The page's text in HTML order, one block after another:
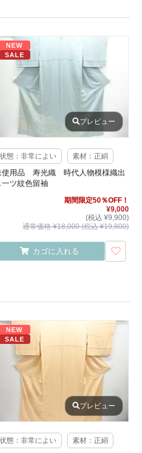
NEW
SALE
プレビュー
状態：非常によい 素材：正絹
使用品 寿光織 時代人物模様織出
一ツ紋色留袖
期間限定50％OFF！
¥9,000
(税込 ¥9,900)
通常価格 ¥18,000 (税込 ¥19,800)
カゴに入れる
NEW
SALE
プレビュー
状態：非常によい 素材：正絹